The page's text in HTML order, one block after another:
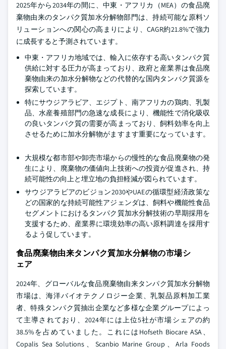
2025年から2034年の間に、中東・アフリカ（MEA）の食品廃
棄物由来のタンパク質加水分解物部門は、持続可能な原料ソ
リューションへの関心の高まりにより、CAGR約21.8%で強力
に成長すると予測されています。
中東・アフリカ地域では、輸入に依存する高いタンパク質
供給に対する圧力が高まっており、政府と産業界は食品廃
棄物由来の加水分解物などの代替的な国内タンパク質源を
探索しています。
特にサウジアラビア、エジプト、南アフリカの鶏肉、乳製
品、水産養殖部門の急速な成長により、機能性で消化吸収
の良いタンパク質の需要が高まっており、飼料効率を向上
させるために加水分解物がますます重要になっています。
大規模な都市部や卸売市場からの慢性的な食品廃棄物の発
生により、廃棄物の価値向上技術への投資が促進され、持
続可能性の向上と埋立地の負担軽減が図られています。
サウジアラビアのビジョン2030やUAEの循環型経済政策な
どの国家的な持続可能性アジェンダは、飼料や機能性食品
セグメントにおけるタンパク質加水分解技術の早期採用を
支援するため、産業界に環境効率の高い原料調達を採用す
るよう促しています。
食品廃棄物由来タンパク質加水分解物の市場シ
ェア
2024年、グローバルな食品廃棄物由来タンパク質加水分解物
市場は、海洋バイオテクノロジー企業、乳製品原料加工業
者、特殊タンパク質抽出企業など多様な企業グループによっ
て主導されており、2024年には上位5社が市場シェアの約
38.5%を占めていました。これにはHofseth Biocare ASA、
Copalis Sea Solutions、Scanbio Marine Group、Arla Foods